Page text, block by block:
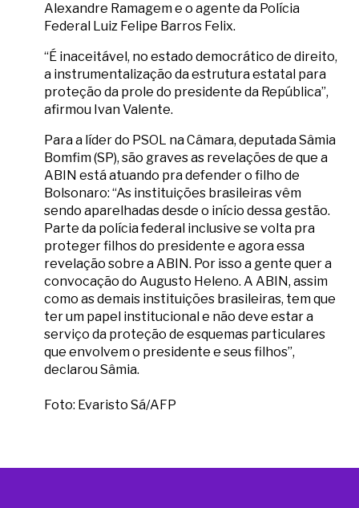
Alexandre Ramagem e o agente da Polícia
Federal Luiz Felipe Barros Felix.
“É inaceitável, no estado democrático de direito,
a instrumentalização da estrutura estatal para
proteção da prole do presidente da República”,
afirmou Ivan Valente.
Para a líder do PSOL na Câmara, deputada Sâmia
Bomfim (SP), são graves as revelações de que a
ABIN está atuando pra defender o filho de
Bolsonaro: “As instituições brasileiras vêm
sendo aparelhadas desde o início dessa gestão.
Parte da polícia federal inclusive se volta pra
proteger filhos do presidente e agora essa
revelação sobre a ABIN. Por isso a gente quer a
convocação do Augusto Heleno. A ABIN, assim
como as demais instituições brasileiras, tem que
ter um papel institucional e não deve estar a
serviço da proteção de esquemas particulares
que envolvem o presidente e seus filhos”,
declarou Sâmia.
Foto: Evaristo Sá/AFP